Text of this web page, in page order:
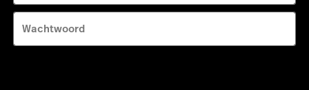
Wachtwoord